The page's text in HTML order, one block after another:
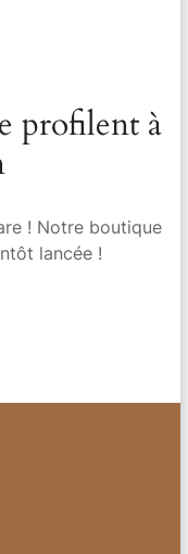
profilent à
! Notre boutique
lancée !